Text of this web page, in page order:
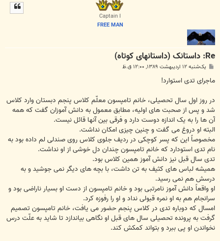
Captain I
FREE MAN
Re: داستانک (داستانهای کوتاه)
پ
ت
یک‌شنبه ۱۲ اردیبهشت ۱۳۸۹, ۱۲:۰۰ ق.ظ
ماجرای تدی استوارد!
در روز اول سال تحصیلى، خانم تامپسون معلّم کلاس پنجم دبستان وارد کلاس
شد و پس از صحبت هاى اولیه، مطابق معمول به دانش آموزان گفت که همه
آن ها را به یک اندازه دوست دارد و فرقى بین آنها قائل نیست.
البته او دروغ می گفت و چنین چیزى امکان نداشت.
مخصوصاً این که پسر کوچکى در ردیف جلوى کلاس روى صندلى لم داده بود به
نام تدى استودارد که خانم تامپسون چندان دل خوشى از او نداشت.
تدى سال قبل نیز دانش آموز همین کلاس بود.
همیشه لباس هاى کثیف به تن داشت، با بچه هاى دیگر نمی جوشید و به
درسش هم نمی رسید.
او واقعاً دانش آموز نامرتبى بود و خانم تامپسون از دست او بسیار ناراضى بود و
سرانجام هم به او نمره قبولى نداد و او را رفوزه کرد.
امسال که دوباره تدى در کلاس پنجم حضور می یافت، خانم تامپسون تصمیم
گرفت به پرونده تحصیلى سال هاى قبل او نگاهى بیاندازد تا شاید به علّت درس
نخواندن او پی ببرد و بتواند کمکش کند.